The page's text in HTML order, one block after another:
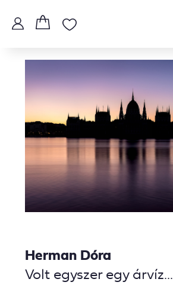
Herman Dóra
Volt egyszer egy árvíz...